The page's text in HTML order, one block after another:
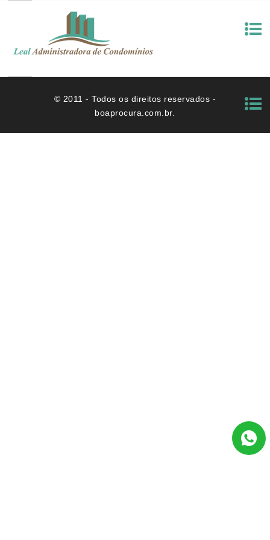
© 2011 - Todos os direitos reservados -
boaprocura.com.br.